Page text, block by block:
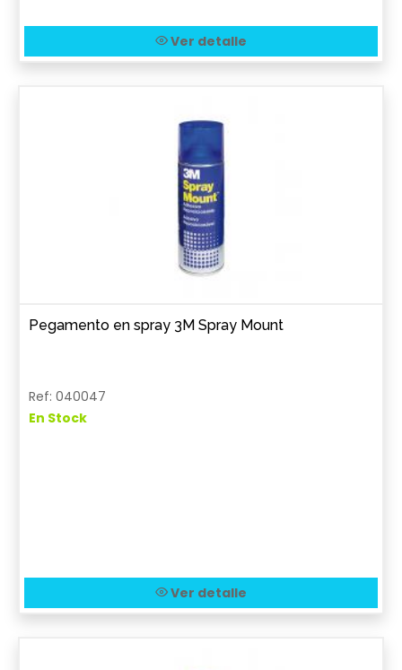
Ver detalle
Pegamento en spray 3M Spray Mount
Ref: 040047
En Stock
Ver detalle